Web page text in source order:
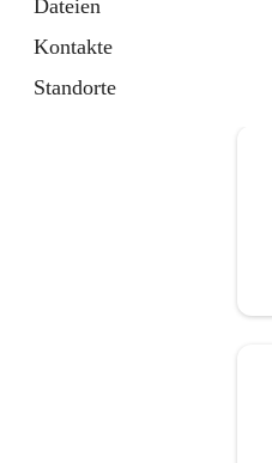
Dateien
Kontakte
Standorte